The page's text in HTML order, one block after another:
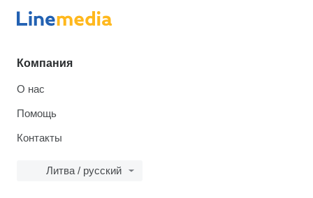
Компания
О нас
Помощь
Контакты
Литва / русский